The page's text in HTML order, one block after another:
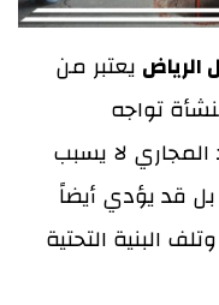
يعتبر من
تواجه
لا يسبب
قد يؤدي أيضاً
البنية التحتية